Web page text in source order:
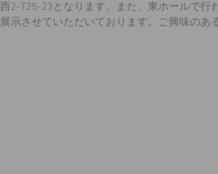
西2-T25-23となります。また、東ホールで行
展示させていただいております。ご興味のあ